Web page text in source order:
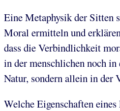
Eine Metaphysik der Sitten
Moral ermitteln und
dass die Verbindlichkeit
in der menschlichen noch
Natur, sondern allein in der
Welche Eigenschaften